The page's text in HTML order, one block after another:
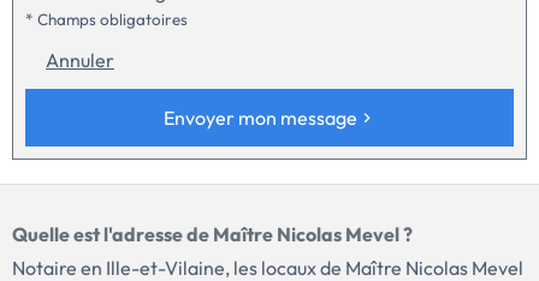
* Champs obligatoires
Annuler
Envoyer mon message
Quelle est l'adresse de Maître Nicolas Mevel ?
Notaire en Ille-et-Vilaine, les locaux de Maître Nicolas Mevel